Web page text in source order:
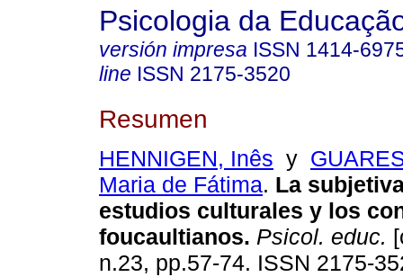
Psicologia da
versión impresa ISSN 1414-
line ISSN 2175-3520
Resumen
HENNIGEN, Inês y
Maria de Fátima. La
estudios culturales y los
foucaultianos. Psicol. educ.
n.23, pp.57-74. ISSN 2175-